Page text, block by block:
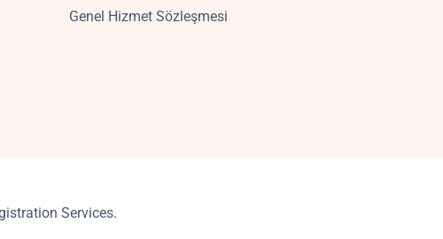
Genel Hizmet Sözleşmesi
Services.